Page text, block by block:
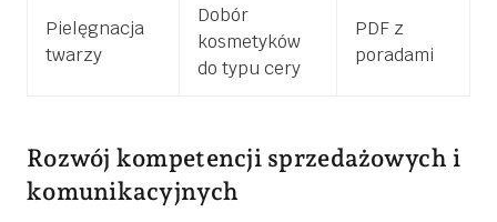
Pielęgnacja
twarzy
Dobór
kosmetyków
do typu cery
PDF z
poradami
Rozwój kompetencji sprzedażowych i
komunikacyjnych